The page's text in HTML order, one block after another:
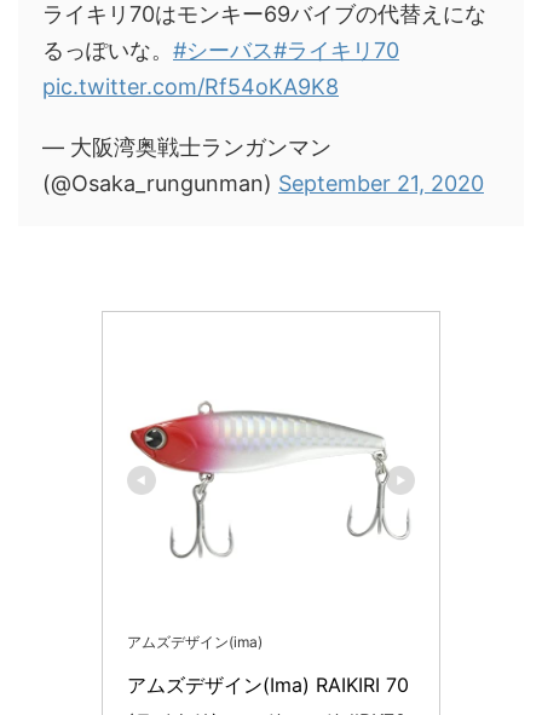
ライキリ70はモンキー69バイブの代替えにな
るっぽいな。 #シーバス#ライキリ70
pic.twitter.com/Rf54oKA9K8
— 大阪湾奥戦士ランガンマン
(@Osaka_rungunman) September 21, 2020
アムズデザイン(ima)
アムズデザイン(Ima) RAIKIRI 70